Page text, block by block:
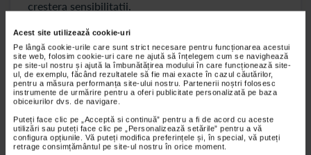
Acest site utilizează cookie-uri
Pe lângă cookie-urile care sunt strict necesare pentru funcționarea acestui
site web, folosim cookie-uri care ne ajută să înțelegem cum se navighează
pe site-ul nostru și ajută la îmbunătățirea modului în care funcționează site-
ul, de exemplu, făcând rezultatele să fie mai exacte în cazul căutărilor,
pentru a măsura performanța site-ului nostru. Partenerii noștri folosesc
instrumente de urmărire pentru a oferi publicitate personalizată pe baza
obiceiurilor dvs. de navigare.
Puteți face clic pe „Acceptă si continuă” pentru a fi de acord cu aceste
utilizări sau puteți face clic pe „Personalizează setările” pentru a vă
configura opțiunile. Vă puteți modifica preferințele și, în special, vă puteți
retrage consimțământul pe site-ul nostru în orice moment.
crestera sensibilitatii.
Utilizarea de crème hidratante cu uree, acid salicilic
sau acid alfa-hidroxi, cu regularitate ajuta la
indepartarea bataturilor. Cremele cu aceste
substante ajuta la inmuierea bataturilor si faciliteaza
indepartarea naturala a celulelor moarte ale pielii.
Inainte de aplicarea cremei se vor inmuia si exfolia
picioarele astfel incat sa fie facilitata absorbtia
produsului utilizat.